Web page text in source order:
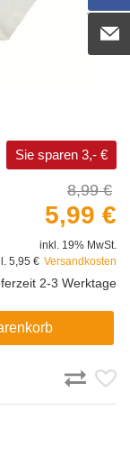
Sie sparen 3,- €
8,99 €
5,99 €
inkl. 19% MwSt.
5,95 € Versandkosten
2-3 Werktage